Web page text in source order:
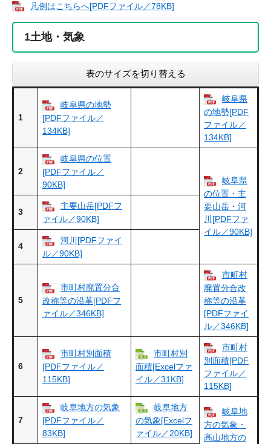
凡例はこちらへ[PDFファイル／78KB]
1土地・気象
表のサイズを切り替える
1
岐阜県の地勢
[PDFファイル／
134KB]
岐阜県
の地勢[PDF
ファイル／
134KB]
2
岐阜県の位置
[PDFファイル／
90KB]
岐阜県
の位置・主
要山岳・河
川[PDFファ
イル／90KB]
3
主要山岳[PDFフ
ァイル／90KB]
4
河川[PDFファイ
ル／90KB]
5
市町村廃置分合
改称等の沿革[PDFフ
ァイル／346KB]
市町村
廃置分合改
称等の沿革
[PDFファイ
ル／346KB]
6
市町村別面積
[PDFファイル／
115KB]
市町村別
面積[Excelファ
イル／31KB]
市町村
別面積[PDF
ファイル／
115KB]
7
岐阜地方の気象
[PDFファイル／
83KB]
岐阜地方
の気象[Excelフ
ァイル／20KB]
岐阜地
方の気象・
高山地方の